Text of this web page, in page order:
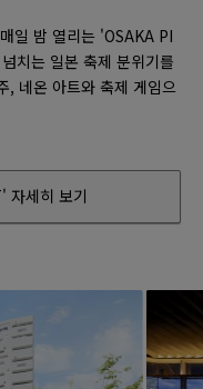
일 밤 열리는 'OSAKA PI
치는 일본 축제 분위기를
, 네온 아트와 축제 게임으
자세히 보기